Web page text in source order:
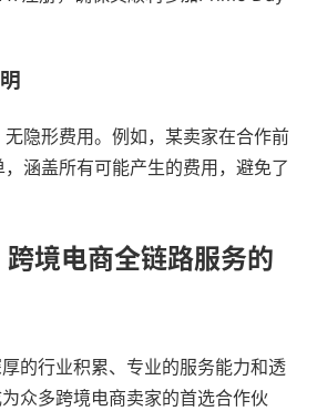
隐形费用。例如，某卖家在合作前
涵盖所有可能产生的费用，避免了
境电商全链路服务的
的行业积累、专业的服务能力和透
众多跨境电商卖家的首选合作伙